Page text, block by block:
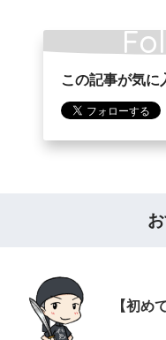
この記事が気に
【初め